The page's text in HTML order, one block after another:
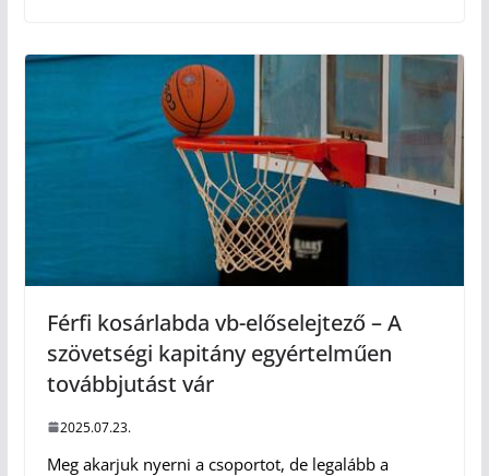
Férfi kosárlabda vb-előselejtező – A
szövetségi kapitány egyértelműen
továbbjutást vár
2025.07.23.
Meg akarjuk nyerni a csoportot, de legalább a